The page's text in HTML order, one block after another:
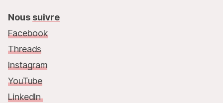
Nous suivre
Facebook
Threads
Instagram
YouTube
LinkedIn